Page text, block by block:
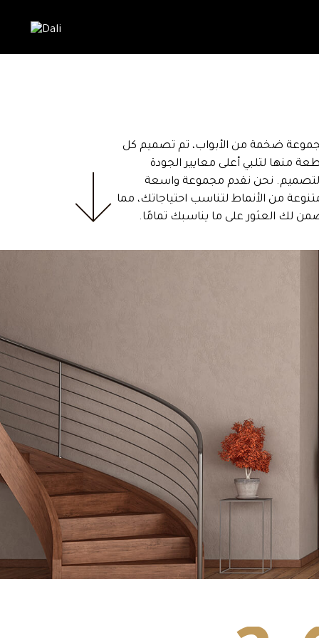
ضخمة من الأبواب، تم تصميم كل
منها لتلبي أعلى معايير الجودة
نحن نقدم مجموعة واسعة
من الأنماط لتناسب احتياجاتك، مما
لك العثور على ما يناسبك تمامًا.